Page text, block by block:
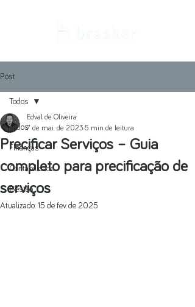
Post
Todos
Finanças
Contabilidade
Gestão
Todos
Precificar Serviços – Guia
completo para precificação de
serviços
Edval de Oliveira
7 de mai. de 2023 5 min de leitura
Atualizado: 15 de fev. de 2025